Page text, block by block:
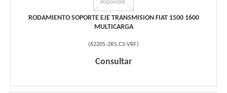
RODAMIENTO SOPORTE EJE TRANSMISION FIAT 1500 1600
MULTICARGA
(62205-2RS.C3-VBF)
Consultar